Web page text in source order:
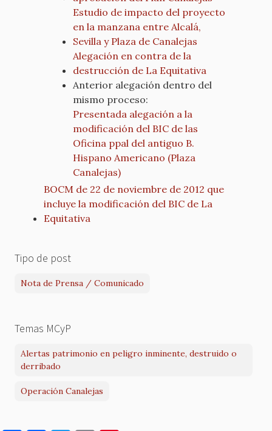
Estudio de impacto del proyecto
en la manzana entre Alcalá,
Sevilla y Plaza de Canalejas
Alegación en contra de la
destrucción de La Equitativa
Anterior alegación dentro del
mismo proceso:
Presentada alegación a la
modificación del BIC de las
Oficina ppal del antiguo B.
Hispano Americano (Plaza
Canalejas)
BOCM de 22 de noviembre de 2012 que
incluye la modificación del BIC de La
Equitativa
Tipo de post
Nota de Prensa / Comunicado
Temas MCyP
Alertas patrimonio en peligro inminente, destruido o
derribado
Operación Canalejas